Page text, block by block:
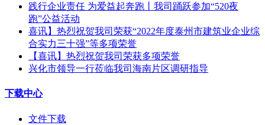
践行企业责任 为爱益起奔跑丨我司踊跃参加“520夜
跑”公益活动
喜讯】热烈祝贺我司荣获“2022年度泰州市建筑业企业综
合实力三十强”等多项荣誉
【喜讯】热烈祝贺我司荣获多项荣誉​
兴化市领导一行莅临我司海南片区调研指导
下载中心
文件下载